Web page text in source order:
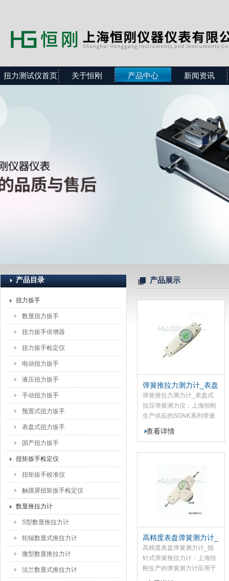
扭力测试仪首页 关于恒刚 产品中心 新闻资讯
产品目录
扭力扳手
数显扭力扳手
扭力扳手倍增器
扭力扳手检定仪
电动扭力扳手
液压扭力扳手
手动扭力扳手
预置式扭力扳手
表盘式扭力扳手
国产扭力扳手
扭矩扳手检定仪
扭矩扳手校准仪
触摸屏扭矩扳手检定仪
数显推拉力计
S型数显推拉力计
轮辐数显式推拉力计
微型数显推拉力计
法兰数显式推拉力计
产品展示
弹簧推拉力测力计_表盘
式拉压弹簧测力仪
弹簧推拉力测力计_表盘式
拉压弹簧测力仪：上海恒刚
生产供应的SGNK系列弹簧
推拉力测力计是高精度小型
便捷式的拉力、压力测试仪
打火机及点火装置、制笔、
轻工、建筑、纺织、机械等
行业和科研机构作拉压负
荷、插拔力、性试验测试
品。
查看详情
高精度表盘弹簧测力计_
指针式弹簧推拉力计
高精度表盘弹簧测力计_指
针式弹簧推拉力计：上海恒
刚生产的弹簧测力计应用于
电子、高低压电器、五制